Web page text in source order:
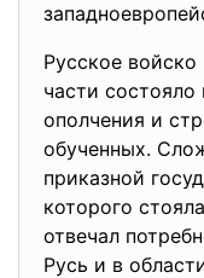
Русское войско
части состояло
ополчения и
обученных.
приказной
которого
отвечал
Русь и в